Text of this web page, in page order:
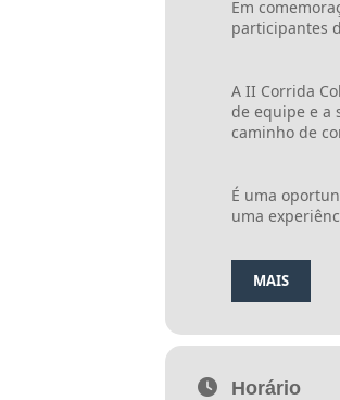
Em
participantes
A II Corrida
de equipe e a
caminho de
É uma
uma
MAIS
Horário